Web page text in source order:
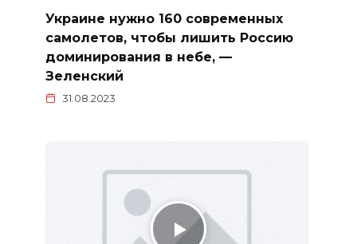
Украине нужно 160 современных
самолетов, чтобы лишить Россию
доминирования в небе, —
Зеленский
31.08.2023